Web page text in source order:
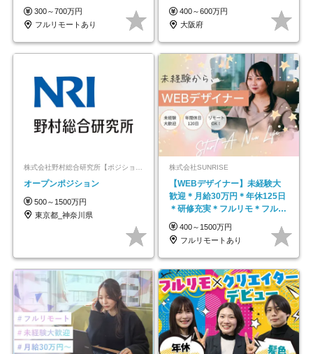
★年休最大130日★
300～700万円
フルリモートあり
400～600万円
大阪府
オープンポジション
500～1500万円
東京都_神奈川県
株式会社SUNRISE
【WEBデザイナー】未経験大
歓迎＊月給30万円＊年休125日
＊研修充実＊フルリモ＊フルフ
レックス＊
400～1500万円
フルリモートあり